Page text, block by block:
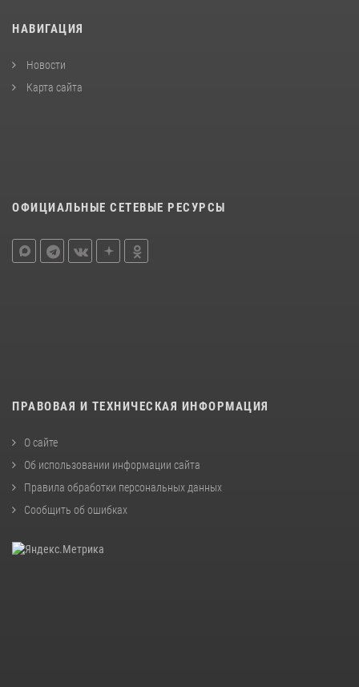
НАВИГАЦИЯ
Новости
Карта сайта
ОФИЦИАЛЬНЫЕ СЕТЕВЫЕ РЕСУРСЫ
ПРАВОВАЯ И ТЕХНИЧЕСКАЯ ИНФОРМАЦИЯ
О сайте
Об использовании информации сайта
Правила обработки персональных данных
Сообщить об ошибках